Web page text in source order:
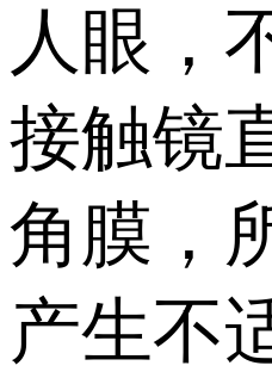
人眼，
接触镜
角膜，
产生不